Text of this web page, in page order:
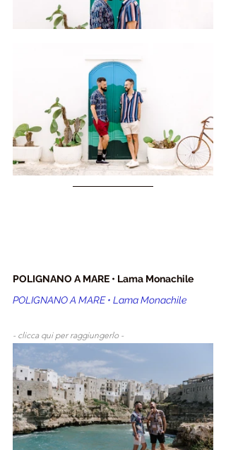
POLIGNANO A MARE • Lama Monachile
POLIGNANO A MARE • Lama Monachile
- clicca qui per raggiungerlo -